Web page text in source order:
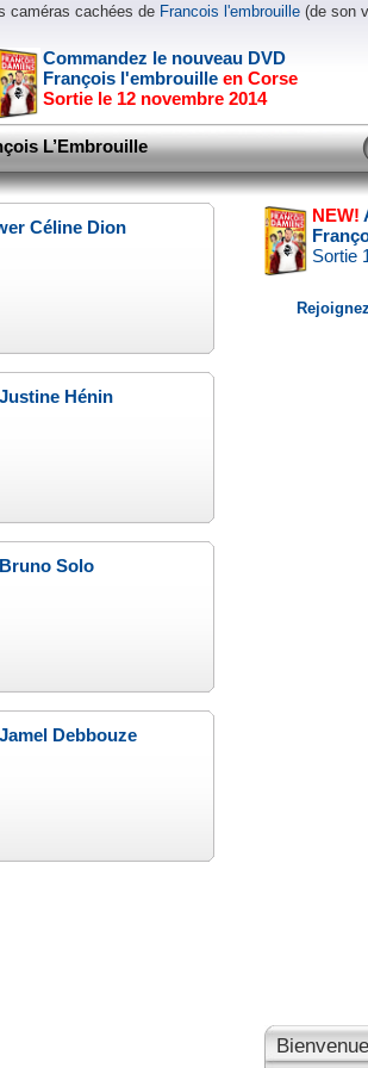
caméras cachées de Francois l'embrouille (de son
Commandez le nouveau DVD
François l'embrouille en Corse
Sortie le 12 novembre 2014
L’Embrouille
Céline Dion
Hénin
Solo
Debbouze
NEW!
Sortie